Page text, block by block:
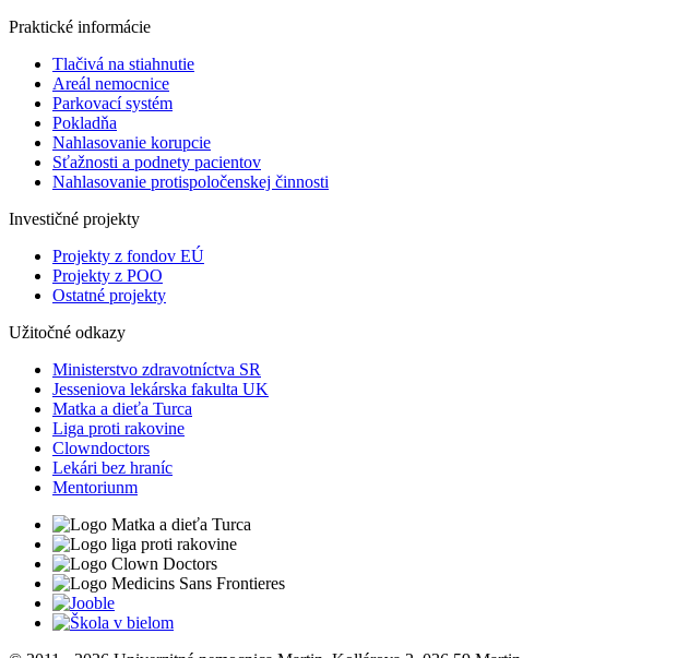
Praktické informácie
Tlačivá na stiahnutie
Areál nemocnice
Parkovací systém
Pokladňa
Nahlasovanie korupcie
Sťažnosti a podnety pacientov
Nahlasovanie protispoločenskej činnosti
Investičné projekty
Projekty z fondov EÚ
Projekty z POO
Ostatné projekty
Užitočné odkazy
Ministerstvo zdravotníctva SR
Jesseniova lekárska fakulta UK
Matka a dieťa Turca
Liga proti rakovine
Clowndoctors
Lekári bez hraníc
Mentoriunm